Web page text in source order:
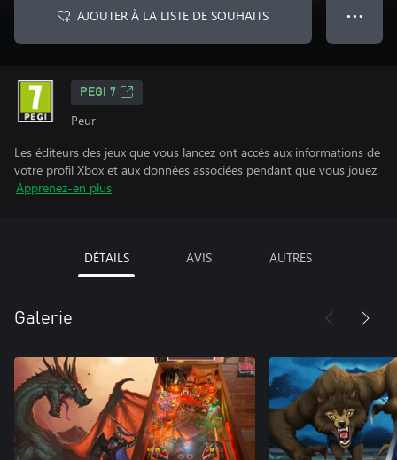
AJOUTER À LA LISTE DE SOUHAITS ● ● ●
PEGI 7
Peur
Les éditeurs des jeux que vous lancez ont accès aux informations de
votre profil Xbox et aux données associées pendant que vous jouez.
Apprenez-en plus
DÉTAILS AVIS AUTRES
Galerie